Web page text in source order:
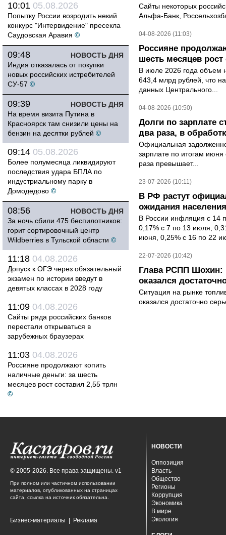
10:01 05.08.2026
Попытку России возродить некий
конкурс "Интервидение" пресекла
Саудовская Аравия ©
НОВОСТЬ ДНЯ
09:48
Индия отказалась от покупки
новых российских истребителей
СУ-57 ©
НОВОСТЬ ДНЯ
09:39
На время визита Путина в
Красноярск там снизили цены на
бензин на десятки рублей ©
09:14 05.08.2026
Более полумесяца ликвидируют
последствия удара БПЛА по
индустриальному парку в
Домодедово ©
НОВОСТЬ ДНЯ
08:56
За ночь сбили 475 беспилотников:
горит сортировочный центр
Wildberries в Тульской области ©
11:18 04.08.2026
Допуск к ОГЭ через обязательный
экзамен по истории введут в
девятых классах в 2028 году
11:09 04.08.2026
Сайты ряда российских банков
перестали открываться в
зарубежных браузерах
11:03 04.08.2026
Россияне продолжают копить
наличные деньги: за шесть
месяцев рост составил 2,55 трлн
©
Сайты некоторых
Альфа-Банк,
04-08-2026 (11:03)
Россияне
шесть месяцев рост
В июле 2026 года объем
643,4 млрд рублей, что
данных Центрального...
04-08-2026 (10:50)
Долги по зарплате
два раза, в
Официальная
зарплате по итогам
раза превышает...
23-07-2026 (10:11)
В РФ растут
ожидания населения
В России инфляция с 14
0,17% с 7 по 13 июля,
июня, 0,25% с 16 по 22
22-07-2026 (10:42)
Глава РСПП Шохин:
оказался
Ситуация на рынке
оказался достаточно
© 2005-2026. Все права защищены. v1
При полном или частичном использовании
материалов, опубликованных на страницах
сайта, ссылка на источник обязательна.
Бизнес-материалы Реклама
НОВОСТИ
Оппозиция
Власть
Общество
Регионы
Коррупция
Экономика
В мире
Экология